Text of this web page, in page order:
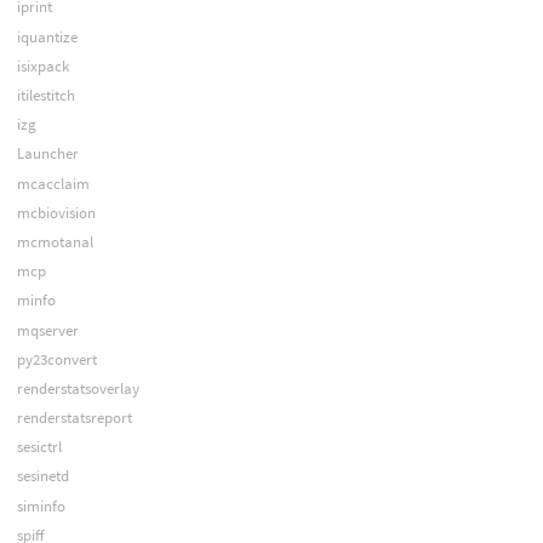
iprint
iquantize
isixpack
itilestitch
izg
Launcher
mcacclaim
mcbiovision
mcmotanal
mcp
minfo
mqserver
py23convert
renderstatsoverlay
renderstatsreport
sesictrl
sesinetd
siminfo
spiff